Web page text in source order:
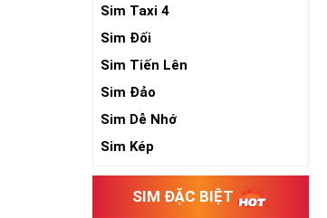
Sim Taxi 4
Sim Đối
Sim Tiến Lên
Sim Đảo
Sim Dễ Nhớ
Sim Kép
SIM ĐẶC BIỆT